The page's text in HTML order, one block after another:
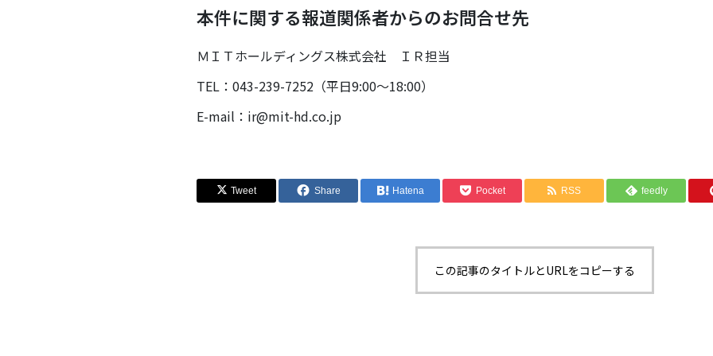
本件に関する報道関係者からのお問合せ先
ＭＩＴホールディングス株式会社 ＩＲ担当
TEL：043-239-7252（平日9:00～18:00）
E-mail：ir@mit-hd.co.jp
Tweet Share Hatena Pocket RSS feedly
この記事のタイトルとURLをコピーする